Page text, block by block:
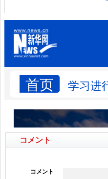
コメント
コメント